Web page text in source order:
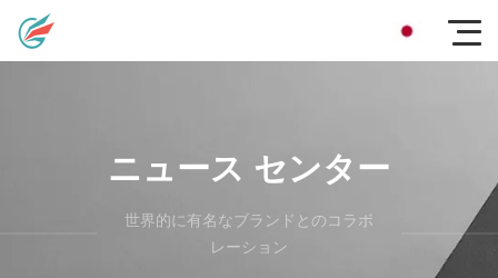
ニュース センター
世界的に有名なブランドとのコラボ
レーション